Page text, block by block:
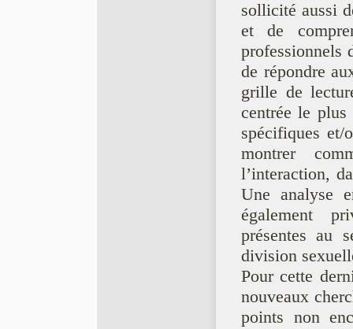
sollicité aussi
et de
professionnels
de répondre
grille de
centrée le plus
spécifiques et/
montrer
l’interaction,
Une analyse
également
présentes au
division
Pour cette
nouveaux
points non